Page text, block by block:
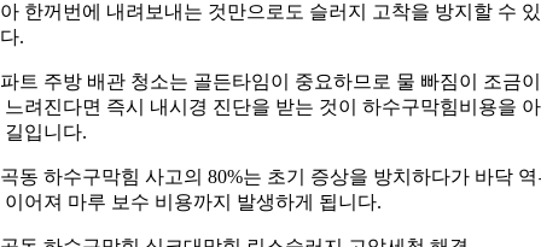
한꺼번에 내려보내는 것만으로도 슬러지 고착을 방지할 수
.
트 주방 배관 청소는 골든타임이 중요하므로 물 빠짐이 조금
느려진다면 즉시 내시경 진단을 받는 것이 하수구막힘비용을
길입니다.
동 하수구막힘 사고의 80%는 초기 증상을 방치하다가 바닥 역
이어져 마루 보수 비용까지 발생하게 됩니다.